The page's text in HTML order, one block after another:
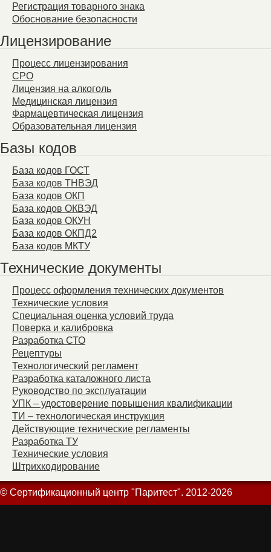
Регистрация товарного знака
Обоснование безопасности
Лицензирование
Процесс лицензирования
СРО
Лицензия на алкоголь
Медицинская лицензия
Фармацевтическая лицензия
Образовательная лицензия
Базы кодов
База кодов ГОСТ
База кодов ТНВЭД
База кодов ОКП
База кодов ОКВЭД
База кодов ОКУН
База кодов ОКПД2
База кодов МКТУ
Технические документы
Процесс оформления технических документов
Технические условия
Специальная оценка условий труда
Поверка и калибровка
Разработка СТО
Рецептуры
Технологический регламент
Разработка каталожного листа
Руководство по эксплуатации
УПК – удостоверение повышения квалификации
ТИ – технологическая инструкция
Действующие технические регламенты
Разработка ТУ
Технические условия
Штрихкодирование
© Сертификационный центр "Паритест". 2012-2026